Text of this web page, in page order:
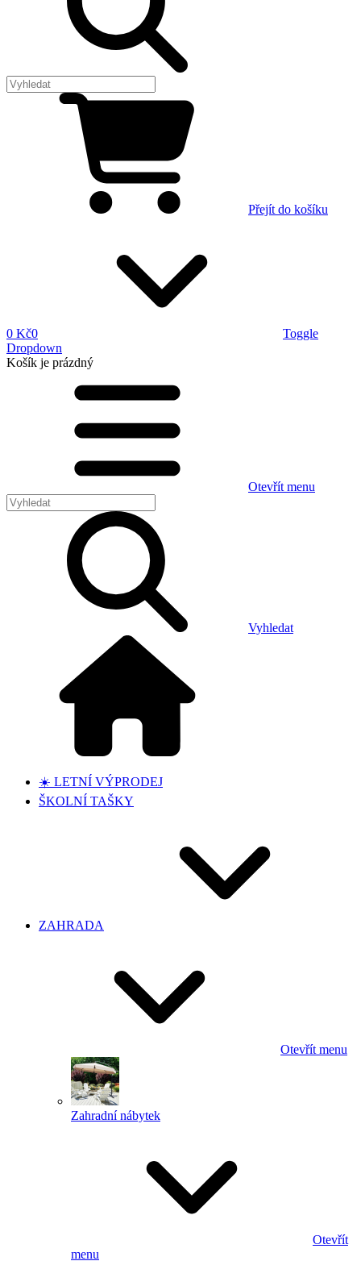
Přejít do košíku
0 Kč0
Toggle
Dropdown
Košík je prázdný
Otevřít menu
Vyhledat
☀️ LETNÍ VÝPRODEJ
ŠKOLNÍ TAŠKY
ZAHRADA
Otevřít menu
Zahradní nábytek
Otevřít
menu